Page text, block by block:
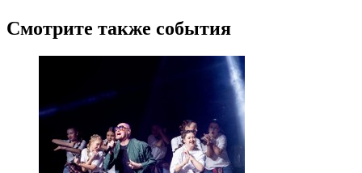
Смотрите также события